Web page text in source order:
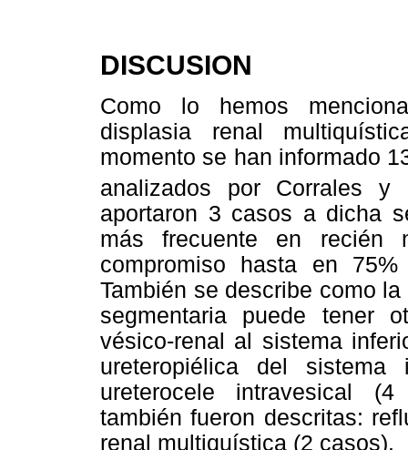
DISCUSION
Como lo hemos
displasia renal
momento se han informado
analizados por Corrales
aportaron 3 casos a dicha
más frecuente en recién
compromiso hasta en
También se describe como
segmentaria puede tener
vésico-renal al sistema
ureteropiélica del
ureterocele intravesical
también fueron descritas:
renal multiquística (2 casos).